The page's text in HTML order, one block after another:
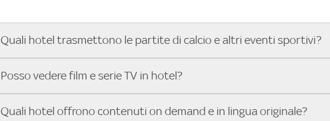
Quali hotel trasmettono le partite di calcio e altri eventi sportivi?
Se cerchi un hotel dove poter vedere le partite di Serie A, UEFA Champions
che trasmette gli eventi sportivi.
Posso vedere film e serie TV in hotel?
Sì, gli hotel che hanno Sky in camera offrono una vasta selezione di film
Quali hotel offrono contenuti on demand e in lingua originale?